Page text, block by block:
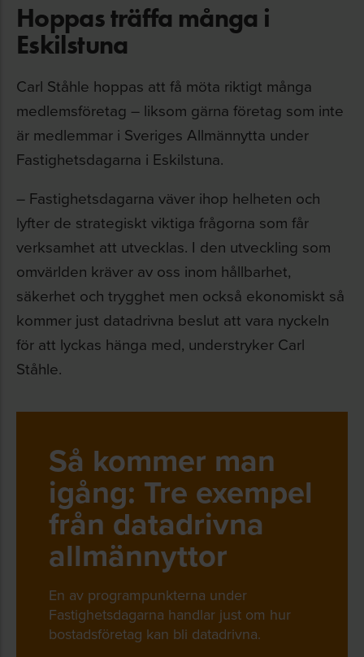
Hoppas träffa många i
Eskilstuna
Carl Ståhle hoppas att få möta riktigt många
medlemsföretag – liksom gärna företag som inte
är medlemmar i Sveriges Allmännytta under
Fastighetsdagarna i Eskilstuna.
– Fastighetsdagarna väver ihop helheten och
lyfter de strategiskt viktiga frågorna som får
verksamhet att utvecklas. I den utveckling som
omvärlden kräver av oss inom hållbarhet,
säkerhet och trygghet men också ekonomiskt så
kommer just datadrivna beslut att vara nyckeln
för att lyckas hänga med, understryker Carl
Ståhle.
Så kommer man
igång: Tre exempel
från datadrivna
allmännyttor
En av programpunkterna under
Fastighetsdagarna handlar just om hur
bostadsföretag kan bli datadrivna.